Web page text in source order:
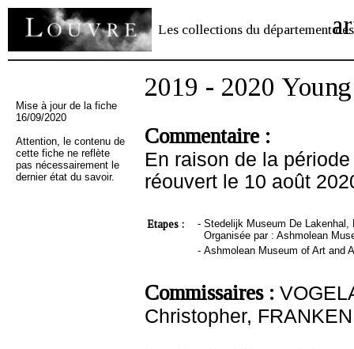
Les collections du département des
Mise à jour de la fiche
16/09/2020
Attention, le contenu de
cette fiche ne reflète
pas nécessairement le
dernier état du savoir.
2019 - 2020
Commentaire :
En raison de la
réouvert le 10 août
Etapes : - Stedelijk Museum De
Organisée par : Ashmolean
- Ashmolean Museum of Art and
Commissaires :
Christopher,